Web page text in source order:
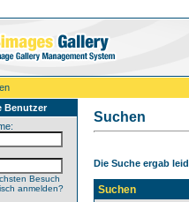
Benutzer
Besuch
anmelden?
Suchen
Die Suche ergab
Suchen